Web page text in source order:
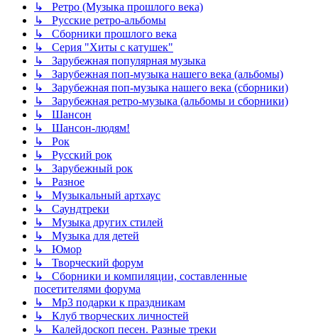
↳ Ретро (Музыка прошлого века)
↳ Русские ретро-альбомы
↳ Сборники прошлого века
↳ Серия "Хиты с катушек"
↳ Зарубежная популярная музыка
↳ Зарубежная поп-музыка нашего века (альбомы)
↳ Зарубежная поп-музыка нашего века (сборники)
↳ Зарубежная ретро-музыка (альбомы и сборники)
↳ Шансон
↳ Шансон-людям!
↳ Рок
↳ Русский рок
↳ Зарубежный рок
↳ Разное
↳ Музыкальный артхаус
↳ Саундтреки
↳ Музыка других стилей
↳ Музыка для детей
↳ Юмор
↳ Творческий форум
↳ Сборники и компиляции, составленные
посетителями форума
↳ Mp3 подарки к праздникам
↳ Клуб творческих личностей
↳ Калейдоскоп песен. Разные треки